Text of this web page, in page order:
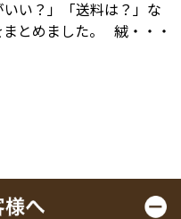
い？」「送料は？」な
とめました。 絨・・・